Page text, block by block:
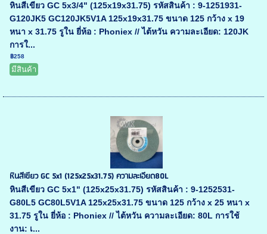
หินสีเขียว GC 5x3/4" (125x19x31.75) รหัสสินค้า : 9-1251931-
G120JK5 GC120JK5V1A 125x19x31.75 ขนาด 125 กว้าง x 19
หนา x 31.75 รูใน ยี่ห้อ : Phoniex // ไต้หวัน ความละเอียด: 120JK
การใ...
฿258
มีสินค้า
หินสีเขียว GC 5x1 (125x25x31.75) ความละเอียด80L
หินสีเขียว GC 5x1" (125x25x31.75) รหัสสินค้า : 9-1252531-
G80L5 GC80L5V1A 125x25x31.75 ขนาด 125 กว้าง x 25 หนา x
31.75 รูใน ยี่ห้อ : Phoniex // ไต้หวัน ความละเอียด: 80L การใช้
งาน: เ...